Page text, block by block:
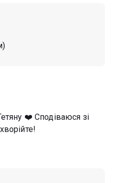
❤️ Сподіваюся зі